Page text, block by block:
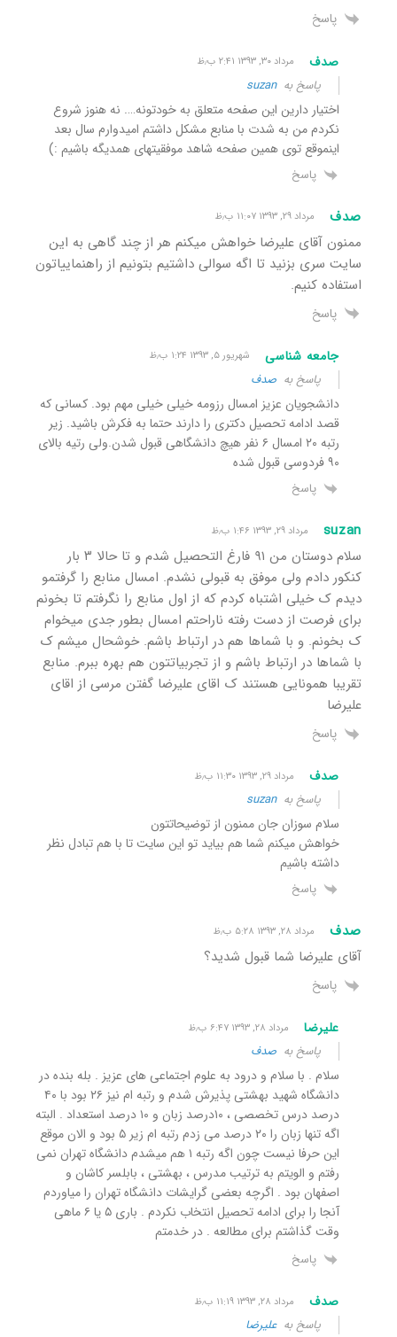
پاسخ
صدف مرداد ۳۰, ۱۳۹۳ ۲:۴۱ ب٫ظ
پاسخ بهsuzan
اختیار دارین این صفحه متعلق به خودتونه…. نه هنوز شروع
نکردم من به شدت با منابع مشکل داشتم امیدوارم سال بعد
اینموقع توی همین صفحه شاهد موفقیتهای همدیگه باشیم :)
پاسخ
صدف مرداد ۲۹, ۱۳۹۳ ۱۱:۰۷ ب٫ظ
ممنون آقای علیرضا خواهش میکنم هر از چند گاهی به این
سایت سری بزنید تا اگه سوالی داشتیم بتونیم از راهنماییاتون
استفاده کنیم.
پاسخ
جامعه شناسی شهریور ۵, ۱۳۹۳ ۱:۲۴ ب٫ظ
پاسخ به صدف
دانشجویان عزیز امسال رزومه خیلی خیلی مهم بود. کسانی که
قصد ادامه تحصیل دکتری را دارند حتما به فکرش باشید. زیر
رتبه ۲۰ امسال ۶ نفر هیچ دانشگاهی قبول شدن.ولی رتیه بالای
۹۰ فردوسی قبول شده
پاسخ
suzan مرداد ۲۹, ۱۳۹۳ ۱:۴۶ ب٫ظ
سلام دوستان من ۹۱ فارغ التحصیل شدم و تا حالا ۳ بار
کنکور دادم ولی موفق به قبولی نشدم. امسال منابع را گرفتمو
دیدم ک خیلی اشتباه کردم که از اول منابع را نگرفتم تا بخونم
برای فرصت از دست رفته ناراحتم امسال بطور جدی میخوام
ک بخونم. و با شماها هم در ارتباط باشم. خوشحال میشم ک
با شماها در ارتباط باشم و از تجربیاتتون هم بهره ببرم. منابع
تقریبا همونایی هستند ک اقای علیرضا گفتن مرسی از اقای
علیرضا
پاسخ
صدف مرداد ۲۹, ۱۳۹۳ ۱۱:۳۰ ب٫ظ
پاسخ بهsuzan
سلام سوزان جان ممنون از توضیحاتتون
خواهش میکنم شما هم بیاید تو این سایت تا با هم تبادل نظر
داشته باشیم
پاسخ
صدف مرداد ۲۸, ۱۳۹۳ ۵:۲۸ ب٫ظ
آقای علیرضا شما قبول شدید؟
پاسخ
علیرضا مرداد ۲۸, ۱۳۹۳ ۶:۴۷ ب٫ظ
پاسخ به صدف
سلام . با سلام و درود به علوم اجتماعی های عزیز . بله بنده در
دانشگاه شهید بهشتی پذیرش شدم و رتبه ام نیز ۲۶ بود با ۴۰
درصد درس تخصصی ، ۱۰درصد زبان و ۱۰ درصد استعداد . البته
اگه تنها زبان را ۲۰ درصد می زدم رتبه ام زیر ۵ بود و الان موقع
این حرفا نیست چون اگه رتبه ۱ هم میشدم دانشگاه تهران نمی
رفتم و الویتم به ترتیب مدرس ، بهشتی ، بابلسر کاشان و
اصفهان بود . اگرچه بعضی گرایشات دانشگاه تهران را میاوردم
آنجا را برای ادامه تحصیل انتخاب نکردم . باری ۵ یا ۶ ماهی
وقت گذاشتم برای مطالعه . در خدمتم
پاسخ
صدف مرداد ۲۸, ۱۳۹۳ ۱۱:۱۹ ب٫ظ
پاسخ بهعلیرضا